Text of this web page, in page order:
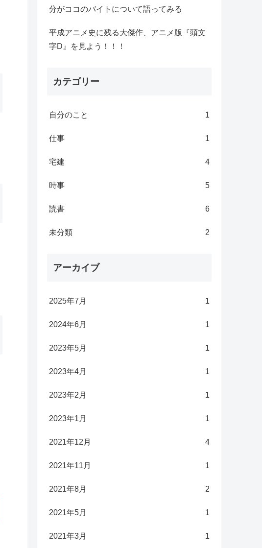
分がココのバイトについて語ってみる
平成アニメ史に残る大傑作、アニメ版『頭文
字D』を見よう！！！
カテゴリー
自分のこと 1
仕事 1
宅建 4
時事 5
読書 6
未分類 2
アーカイブ
2025年7月 1
2024年6月 1
2023年5月 1
2023年4月 1
2023年2月 1
2023年1月 1
2021年12月 4
2021年11月 1
2021年8月 2
2021年5月 1
2021年3月 1